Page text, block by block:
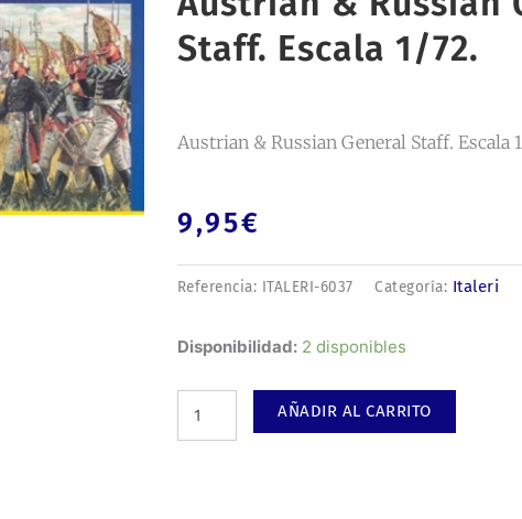
Staff. Escala 1/72.
Austrian & Russian General Staff. Escala
9,95€
Referencia: ITALERI-6037 Categoría: Italeri
Disponibilidad: 2 disponibles
Austrian
General
AÑADIR AL CARRITO